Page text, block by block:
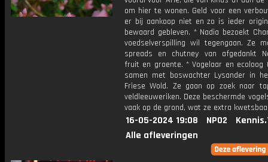
om hier te wonen. Geld voor een
er bij aankoop niet en zo is ieder
bewaard gebleven. * Nadia bezoekt
voedselverspilling wil tegengaan. Ze
spreads en chutney van afgedankt
fruit en groente. * Vogelaar en ecoloog
samen met boswachter Lysander in
Friese Wold. Ze gaan op zoek naar
veldleeuweriken. Deze beschermde
vaak op de grond, wat ze extra
16-05-2024 19:08 NPO2
Alle afleveringen